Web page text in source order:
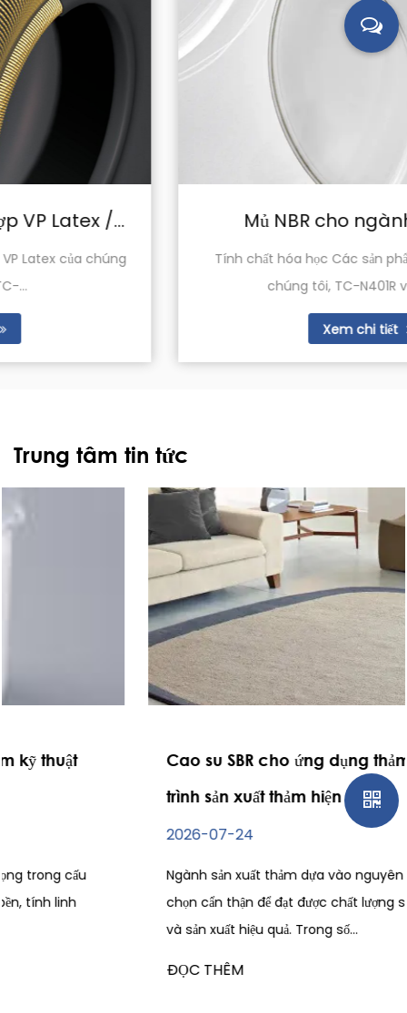
Mủ NBR cho ngành dệt may
Tính chất hóa học Các sản phẩm cao su NBR của
chúng tôi, TC-N401R và TC-N4...
Trung tâm tin tức
Cao su SBR cho ứng dụng thảm trong quy
trình sản xuất thảm hiện đại
Ngành sản xuất thảm dựa vào nguyên liệu thô được lựa
chọn cẩn thận để đạt được chất lượng sản phẩm ổn định
và sản xuất hiệu quả. Trong số...